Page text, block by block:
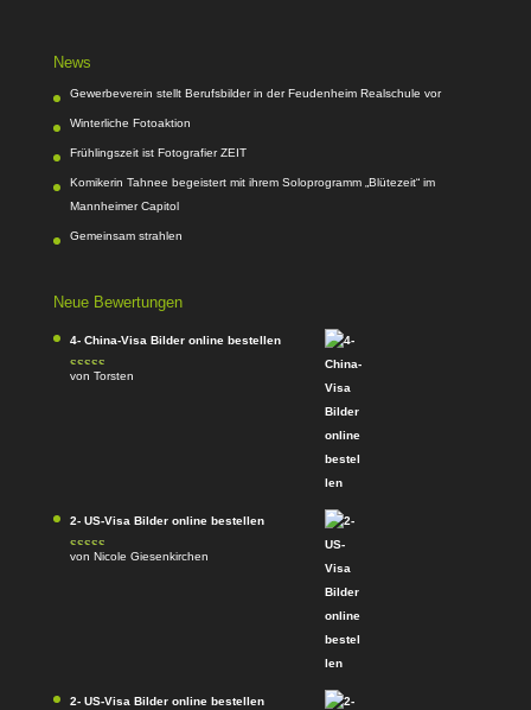
News
Gewerbeverein stellt Berufsbilder in der Feudenheim Realschule vor
Winterliche Fotoaktion
Frühlingszeit ist Fotografier ZEIT
Komikerin Tahnee begeistert mit ihrem Soloprogramm „Blütezeit“ im
Mannheimer Capitol
Gemeinsam strahlen
Neue Bewertungen
4- China-Visa Bilder online bestellen
Bewertet mit
von Torsten
2- US-Visa Bilder online bestellen
Bewertet mit
von Nicole Giesenkirchen
2- US-Visa Bilder online bestellen